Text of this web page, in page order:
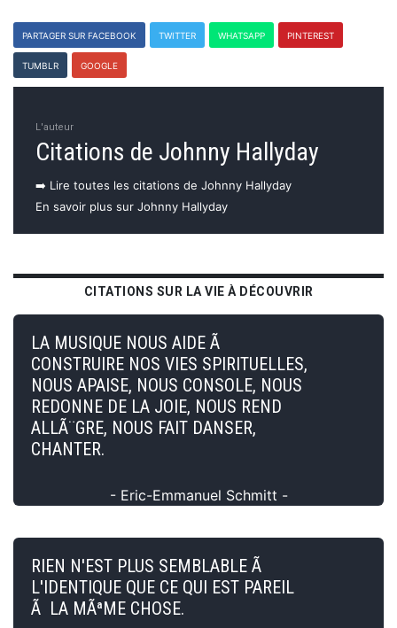
PARTAGER SUR FACEBOOK TWITTER WHATSAPP PINTEREST
TUMBLR GOOGLE
L'auteur
Citations de Johnny Hallyday
➡️ Lire toutes les citations de Johnny Hallyday
En savoir plus sur Johnny Hallyday
CITATIONS SUR LA VIE À DÉCOUVRIR
LA MUSIQUE NOUS AIDE Ã
CONSTRUIRE NOS VIES SPIRITUELLES,
NOUS APAISE, NOUS CONSOLE, NOUS
REDONNE DE LA JOIE, NOUS REND
ALLÃ¨GRE, NOUS FAIT DANSER,
CHANTER.
- Eric-Emmanuel Schmitt -
RIEN N'EST PLUS SEMBLABLE Ã
L'IDENTIQUE QUE CE QUI EST PAREIL
Ã LA MÃªME CHOSE.